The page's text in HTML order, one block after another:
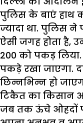
पुलिस के बाएं हाथ
ज्यादा था. पुलिस
ऐसी जगह होता है,
200 को पकड़
पकड़े रखा जाएगा.
छिन्नभिन्न हो
टिकैत का किसान
जब तक ऊंचे ओहदों